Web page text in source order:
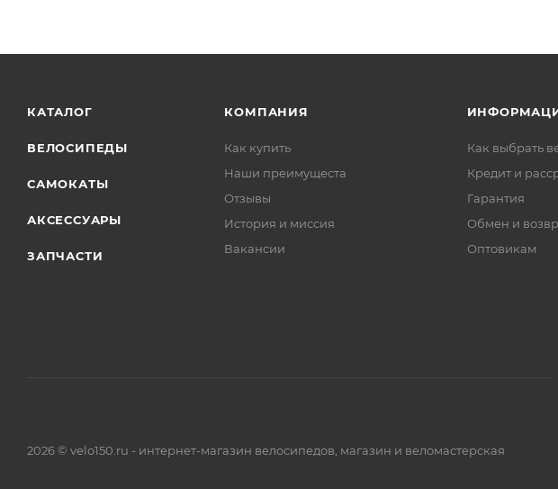
КАТАЛОГ
ВЕЛОСИПЕДЫ
САМОКАТЫ
АКСЕССУАРЫ
ЗАПЧАСТИ
КОМПАНИЯ
Как купить
Наши преимущеста
Отзывы
История и миссия
Вакансии
Как выбрать
Кредит и
Гарантия
Обмен и
Оптовикам
2026 © velo150.ru - интернет-магазин велосипедов, магазин и веломастерская